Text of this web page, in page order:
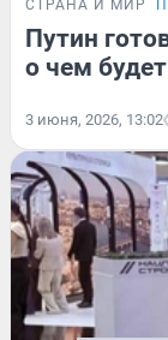
СТРАНА И МИР
Путин
о чем
3 июня, 2026, 13:02